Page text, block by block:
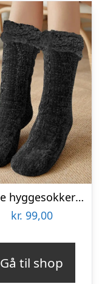
Bløde hyggesokker til kolde fødder – onesize – Sort
kr. 99,00
Gå til shop